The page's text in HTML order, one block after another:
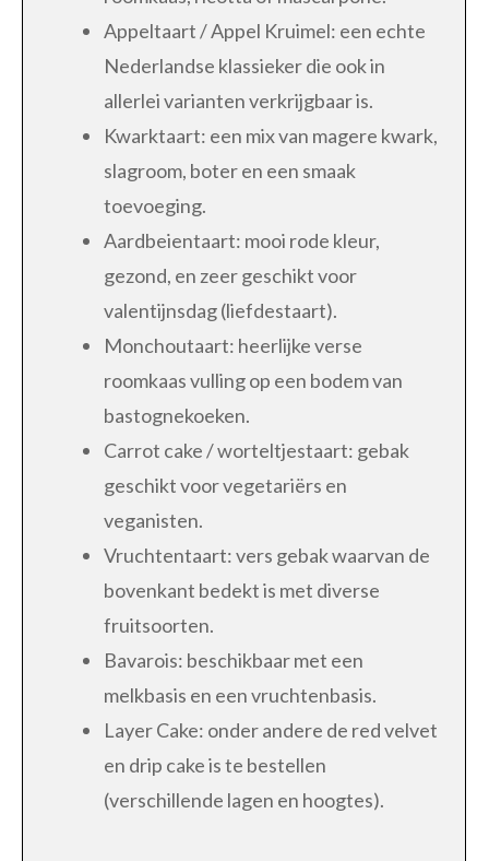
Appeltaart / Appel Kruimel: een echte
Nederlandse klassieker die ook in
allerlei varianten verkrijgbaar is.
Kwarktaart: een mix van magere kwark,
slagroom, boter en een smaak
toevoeging.
Aardbeientaart: mooi rode kleur,
gezond, en zeer geschikt voor
valentijnsdag (liefdestaart).
Monchoutaart: heerlijke verse
roomkaas vulling op een bodem van
bastognekoeken.
Carrot cake / worteltjestaart: gebak
geschikt voor vegetariërs en
veganisten.
Vruchtentaart: vers gebak waarvan de
bovenkant bedekt is met diverse
fruitsoorten.
Bavarois: beschikbaar met een
melkbasis en een vruchtenbasis.
Layer Cake: onder andere de red velvet
en drip cake is te bestellen
(verschillende lagen en hoogtes).